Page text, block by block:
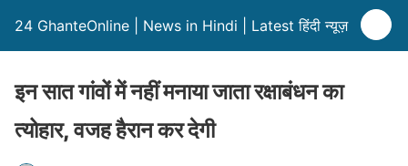
24 GhanteOnline | News in Hindi | Latest हिंदी न्यूज़
इन सात गांवों में नहीं मनाया जाता रक्षाबंधन का
त्योहार, वजह हैरान कर देगी